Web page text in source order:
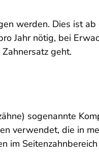
werden. Dies ist ab
Jahr nötig, bei
geht.
sogenannte
verwendet, die in
im